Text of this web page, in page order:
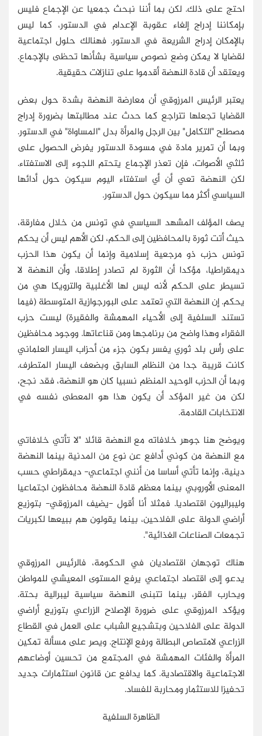
احتج على ذلك. لكن بما أننا نبحث جمعيا عن الإجماع فليس
بإمكاننا إدراج إلغاء عقوبة الإعدام في الدستور، كما ليس
بالإمكان إدراج الشريعة في الدستور. فهنالك حلول اجتماعية
لقضايا لا يمكن وضع نصوص سياسية بشأنها تحظى بالإجماع.
ويعتقد أن قادة النهضة أقدموا على تنازلات حقيقية.
يعتبر الرئيس المرزوقي أن معارضة النهضة بشدة حول بعض
القضايا تجعلها تتراجع كما حدث عند مطالبتها بضرورة إدراج
مصطلح "التكامل" بين الرجل والمرأة بدل "المساواة" في الدستور.
وبما أن تمرير مادة في مسودة الدستور يفرض الحصول على
ثلثي الأصوات، فإن تعذر الإجماع يتحتم اللجوء إلى الاستفتاء.
لكن النهضة تعي أن أي استفتاء اليوم سيكون حول أدائها
السياسي أكثر مما سيكون حول الدستور.
يصف المؤلف المشهد السياسي في تونس من خلال مفارقة،
حيث أتت ثورة بالمحافظين إلى الحكم، لكن الأهم ليس أن يحكم
تونس حزب ذو مرجعية إسلامية وإنما أن يكون هذا الحزب
ديمقراطيا، مؤكدا أن الثورة لم تصادر إطلاقا، وأن النهضة لا
تسيطر على الحكم لأنه ليس لها الأغلبية والترويكا هي من
يحكم. إن النهضة التي تعتمد على البورجوازية المتوسطة (فيما
تستند السلفية إلى الأحياء المهمشة والفقيرة) ليست حزب
الفقراء وهذا واضح من برنامجها ومن قناعاتها. ووجود محافظين
على رأس بلد ثوري يفسر بكون جزء من أحزاب اليسار العلماني
كانت قريبة جدا من النظام السابق وبضعف اليسار المتطرف.
وبما أن الحزب الوحيد المنظم نسبيا كان هو النهضة، فقد نجح،
لكن من غير المؤكد أن يكون هذا هو المعطى نفسه في
الانتخابات القادمة.
ويوضح هنا جوهر خلافاته مع النهضة قائلا "لا تأتي خلافاتي
مع النهضة من كوني أدافع عن نوع من المدنية بينما النهضة
دينية، وإنما تأتي أساسا من أنني اجتماعي- ديمقراطي حسب
المعنى الأوروبي بينما معظم قادة النهضة محافظون اجتماعيا
وليبراليون اقتصاديا. فمثلا أنا أقول -يضيف المرزوقي- بتوزيع
أراضي الدولة على الفلاحين، بينما يقولون هم ببيعها لكبريات
تجمعات الصناعات الغذائية".
هناك توجهان اقتصاديان في الحكومة، فالرئيس المرزوقي
يدعو إلى اقتصاد اجتماعي يرفع المستوى المعيشي للمواطن
ويحارب الفقر، بينما تتبنى النهضة سياسية ليبرالية بحتة.
ويؤكد المرزوقي على ضرورة الإصلاح الزراعي بتوزيع أراضي
الدولة على الفلاحين وبتشجيع الشباب على العمل في القطاع
الزراعي لامتصاص البطالة ورفع الإنتاج. ويصر على مسألة تمكين
المرأة والفئات المهمشة في المجتمع من تحسين أوضاعهم
الاجتماعية والاقتصادية. كما يدافع عن قانون استثمارات جديد
تحفيزا للاستثمار ومحاربة للفساد.
الظاهرة السلفية